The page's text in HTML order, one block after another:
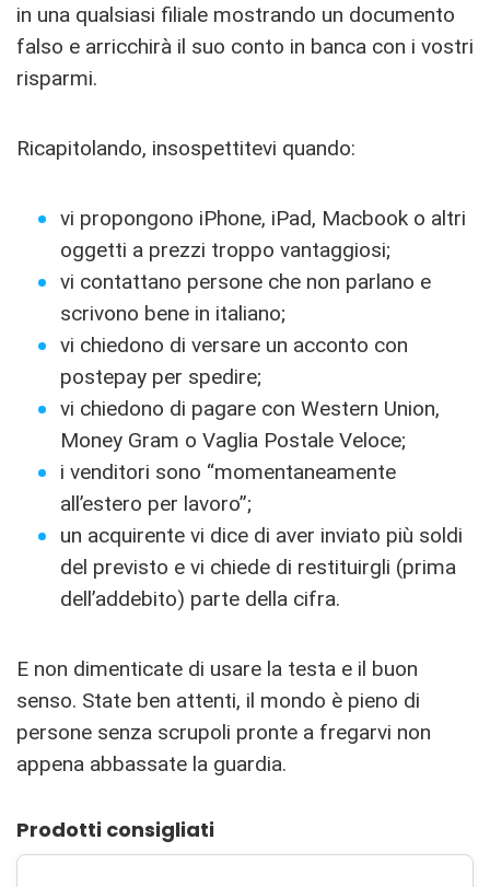
in una qualsiasi filiale mostrando un documento
falso e arricchirà il suo conto in banca con i vostri
risparmi.
Ricapitolando, insospettitevi quando:
vi propongono iPhone, iPad, Macbook o altri
oggetti a prezzi troppo vantaggiosi;
vi contattano persone che non parlano e
scrivono bene in italiano;
vi chiedono di versare un acconto con
postepay per spedire;
vi chiedono di pagare con Western Union,
Money Gram o Vaglia Postale Veloce;
i venditori sono “momentaneamente
all’estero per lavoro”;
un acquirente vi dice di aver inviato più soldi
del previsto e vi chiede di restituirgli (prima
dell’addebito) parte della cifra.
E non dimenticate di usare la testa e il buon
senso. State ben attenti, il mondo è pieno di
persone senza scrupoli pronte a fregarvi non
appena abbassate la guardia.
Prodotti consigliati